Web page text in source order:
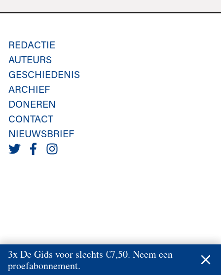
REDACTIE
AUTEURS
GESCHIEDENIS
ARCHIEF
DONEREN
CONTACT
NIEUWSBRIEF
3x De Gids voor slechts €7,50. Neem een
proefabonnement.